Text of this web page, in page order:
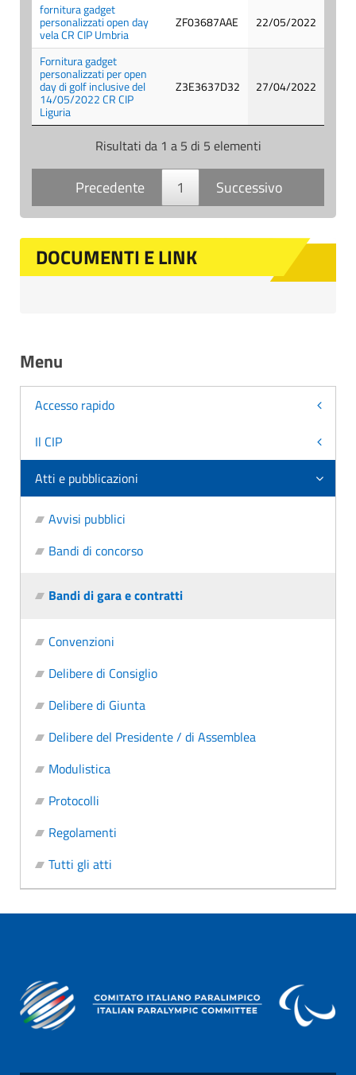
fornitura gadget
personalizzati open day
vela CR CIP Umbria
ZF03687AAE 22/05/2022
Fornitura gadget
personalizzati per open
day di golf inclusive del
14/05/2022 CR CIP
Liguria
Z3E3637D32 27/04/2022
Risultati da 1 a 5 di 5 elementi
Precedente 1 Successivo
DOCUMENTI E LINK
Menu
Accesso rapido
Il CIP
Atti e pubblicazioni
Avvisi pubblici
Bandi di concorso
Bandi di gara e contratti
Convenzioni
Delibere di Consiglio
Delibere di Giunta
Delibere del Presidente / di Assemblea
Modulistica
Protocolli
Regolamenti
Tutti gli atti